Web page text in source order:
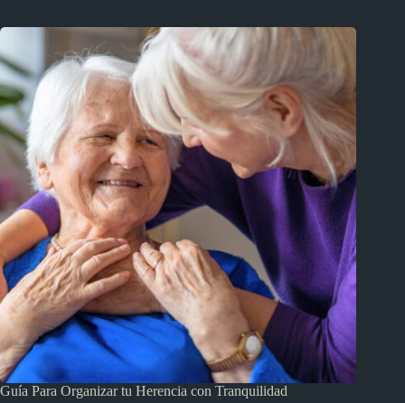
Guía Para Organizar tu Herencia con Tranquilidad